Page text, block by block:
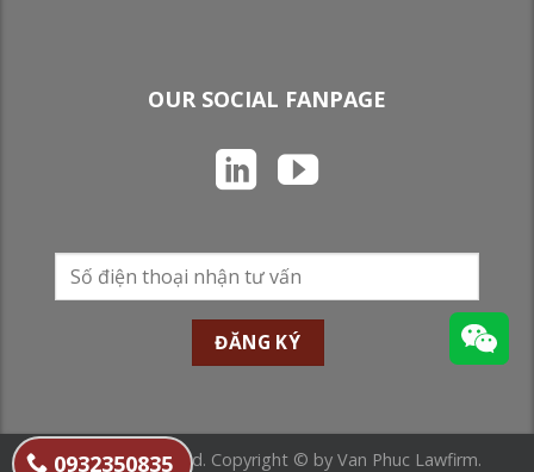
OUR SOCIAL FANPAGE
All Rights Reserved. Copyright © by Van Phuc Lawfirm.
0932350835